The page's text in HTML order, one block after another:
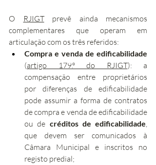
O RJIGT prevê ainda mecanismos
complementares que operam em
articulação com os três referidos:
Compra e venda de edificabilidade
(artigo 179.º do RJIGT): a
compensação entre proprietários
por diferenças de edificabilidade
pode assumir a forma de contratos
de compra e venda de edificabilidade
ou de créditos de edificabilidade,
que devem ser comunicados à
Câmara Municipal e inscritos no
registo predial;